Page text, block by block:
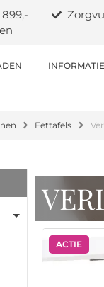
INFORMATIE
Eettafels
ACTIE